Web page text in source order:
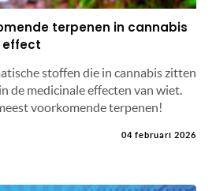
terpenen in cannabis
effect
stoffen die in cannabis zitten
de medicinale effecten van wiet.
voorkomende terpenen!
04 februari 2026